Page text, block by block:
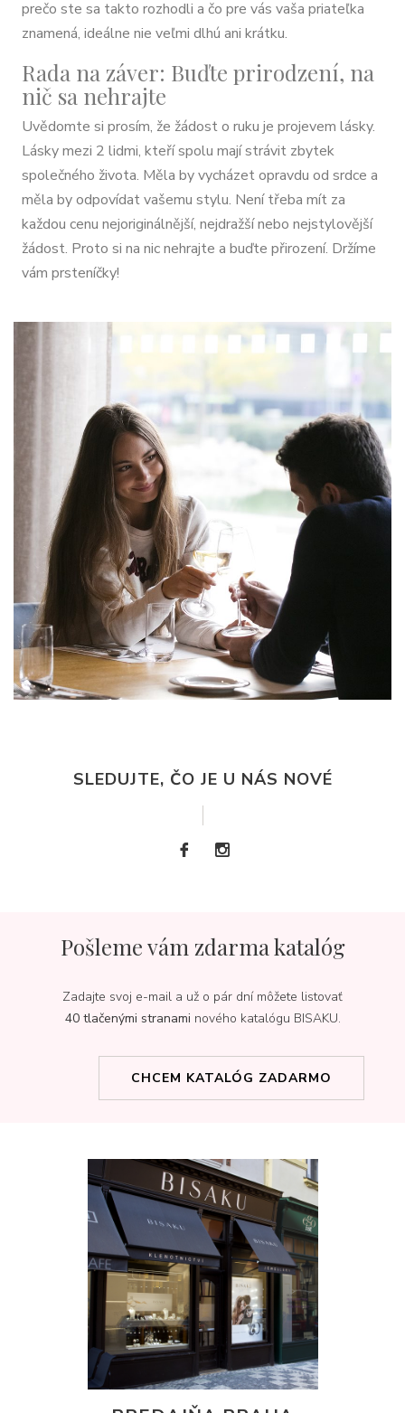
prečo ste sa takto rozhodli a čo pre vás vaša priateľka
znamená, ideálne nie veľmi dlhú ani krátku.
Rada na záver: Buďte prirodzení, na
nič sa nehrajte
Uvědomte si prosím, že žádost o ruku je projevem lásky.
Lásky mezi 2 lidmi, kteří spolu mají strávit zbytek
společného života. Měla by vycházet opravdu od srdce a
měla by odpovídat vašemu stylu. Není třeba mít za
každou cenu nejoriginálnější, nejdražší nebo nejstylovější
žádost. Proto si na nic nehrajte a buďte přirození. Držíme
vám prsteníčky!
SLEDUJTE, ČO JE U NÁS NOVÉ
Pošleme vám zdarma katalóg
Zadajte svoj e-mail a už o pár dní môžete listovať
40 tlačenými stranami nového katalógu BISAKU.
CHCEM KATALÓG ZADARMO